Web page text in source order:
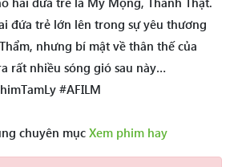
đứa trẻ lớn lên trong sự yêu thương
nhưng bí mật về thân thế của
rất nhiều sóng gió sau này…
#AFILM
chuyên mục Xem phim hay